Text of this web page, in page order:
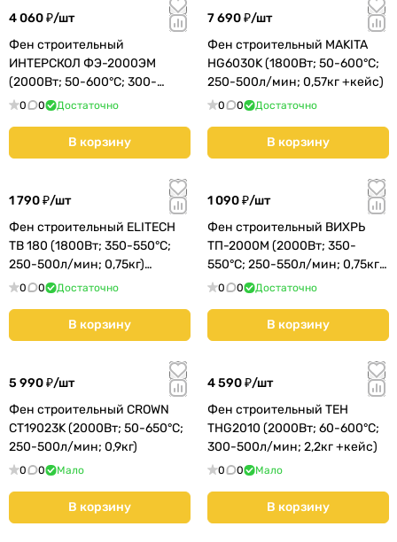
4 060 ₽/шт
Фен строительный
ИНТЕРСКОЛ ФЭ-2000ЭМ
(2000Вт; 50-600°С; 300-
500л/мин; 0,7кг +кейс)
0 0 Достаточно
В корзину
7 690 ₽/шт
Фен строительный MAKITA
HG6030K (1800Вт; 50-600°С;
250-500л/мин; 0,57кг +кейс)
0 0 Достаточно
В корзину
1 790 ₽/шт
Фен строительный ELITECH
ТВ 180 (1800Вт; 350-550°С;
250-500л/мин; 0,75кг)
(Е2207.004.00)
0 0 Достаточно
В корзину
1 090 ₽/шт
Фен строительный ВИХРЬ
ТП-2000М (2000Вт; 350-
550°С; 250-550л/мин; 0,75кг)
(72/2/2)
0 0 Достаточно
В корзину
5 990 ₽/шт
Фен строительный CROWN
CT19023K (2000Вт; 50-650°С;
250-500л/мин; 0,9кг)
0 0 Мало
В корзину
4 590 ₽/шт
Фен строительный TEH
THG2010 (2000Вт; 60-600°С;
300-500л/мин; 2,2кг +кейс)
0 0 Мало
В корзину